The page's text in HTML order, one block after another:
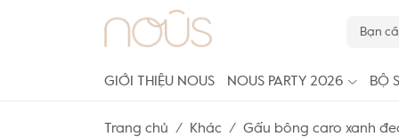
GIỚI THIỆU NOUS NOUS PARTY 2026 BỘ
Trang chủ Khác Gấu bông caro xanh